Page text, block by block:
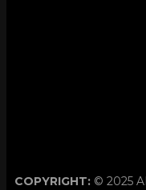
COPYRIGHT: © 2025